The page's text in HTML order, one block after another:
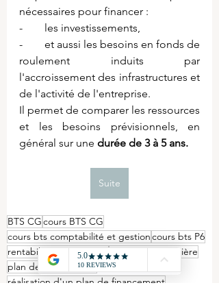
nécessaires pour financer :
-        les investissements,
-        et aussi les besoins en fonds de
roulement induits par
l'accroissement des infrastructures et
de l'activité de l'entreprise.
Il permet de comparer les ressources
et les besoins prévisionnels, en
général sur une durée de 3 à 5 ans.
Suite
BTS CGcours BTS CG
cours bts comptabilité et gestioncours bts P6
rentabilité économiquerentabilité financière
plan de financement
réalisation d'un plan de financement